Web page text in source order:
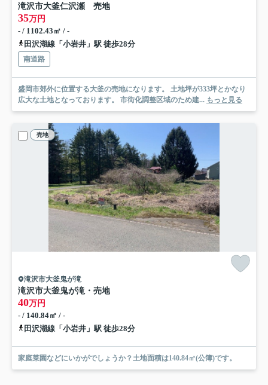
滝沢市大釜仁沢瀬 売地
35万円
- / 1102.43㎡ / -
田沢湖線「小岩井」駅 徒歩28分
南道路
盛岡市郊外に位置する大釜の売地になります。 土地坪が333坪とかなり
広大な土地となっております。 市街化調整区域のため建... もっと見る
売地
滝沢市大釜鬼が滝
滝沢市大釜鬼が滝・売地
40万円
- / 140.84㎡ / -
田沢湖線「小岩井」駅 徒歩28分
家庭菜園などにいかがでしょうか？土地面積は140.84㎡(公簿)です。